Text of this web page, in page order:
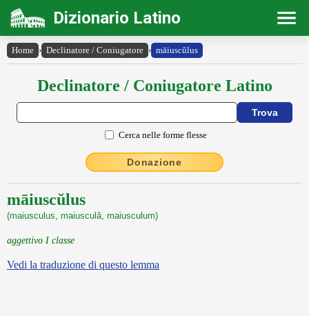
Dizionario Latino
Home › Declinatore / Coniugatore › māiuscŭlus
Declinatore / Coniugatore Latino
Cerca nelle forme flesse
Donazione
māiuscŭlus
(maiusculus, maiusculă, maiusculum)
aggettivo I classe
Vedi la traduzione di questo lemma